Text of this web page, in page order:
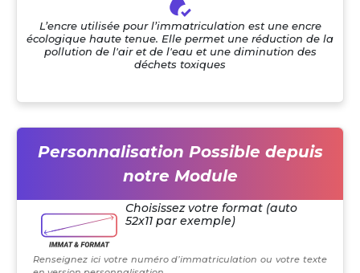
L’encre utilisée pour l’immatriculation est une encre
écologique haute tenue. Elle permet une réduction de la
pollution de l'air et de l'eau et une diminution des
déchets toxiques
Personnalisation Possible depuis
notre Module
Choisissez votre format (auto
52x11 par exemple)
Renseignez ici votre numéro d’immatriculation ou votre texte